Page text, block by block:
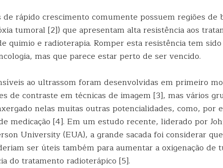
de rápido crescimento comumente possuem regiões de
tumoral [2]) que apresentam alta resistência aos
quimio e radioterapia. Romper esta resistência tem
mas que parece estar perto de ser vencido.
ao ultrassom foram desenvolvidas em primeiro
de contraste em técnicas de imagem [3], mas vários
nelas muitas outras potencialidades, como, por
medicação [4]. Em um estudo recente, liderado por
University (EUA), a grande sacada foi considerar
ser úteis também para aumentar a oxigenação de
do tratamento radioterápico [5].